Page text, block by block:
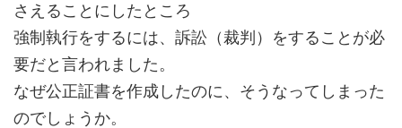
さえることにしたところ
強制執行をするには、訴訟（裁判）をすることが必
要だと言われました。
なぜ公正証書を作成したのに、そうなってしまった
のでしょうか。